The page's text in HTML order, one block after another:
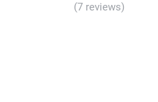
(7 reviews)